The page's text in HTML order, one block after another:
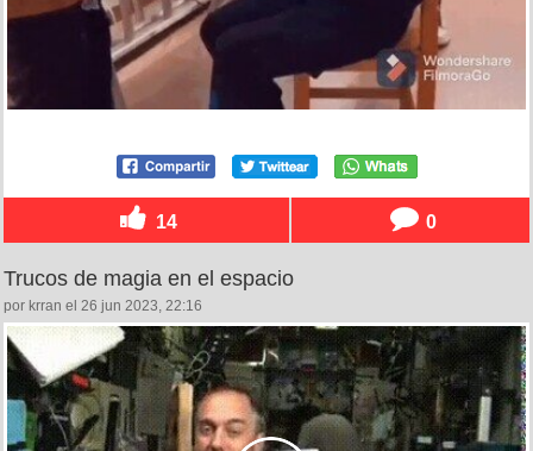
14 0
Trucos de magia en el espacio
por krran el 26 jun 2023, 22:16